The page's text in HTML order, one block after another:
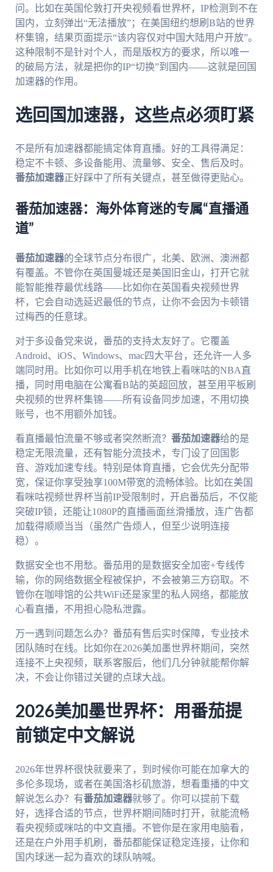
问。比如在英国伦敦打开央视频看世界杯，IP检测到不在
国内，立刻弹出“无法播放”；在美国纽约想刷B站的世界
杯集锦，结果页面提示“该内容仅对中国大陆用户开放”。
这种限制不是针对个人，而是版权方的要求，所以唯一
的破局方法，就是把你的IP“切换”到国内——这就是回国
加速器的作用。
选回国加速器，这些点必须盯紧
不是所有加速器都能搞定体育直播。好的工具得满足：
稳定不卡顿、多设备能用、流量够、安全、售后及时。
番茄加速器正好踩中了所有关键点，甚至做得更贴心。
番茄加速器：海外体育迷的专属“直播通
道”
番茄加速器的全球节点分布很广，北美、欧洲、澳洲都
有覆盖。不管你在英国曼城还是美国旧金山，打开它就
能智能推荐最优线路——比如你在英国看央视频世界
杯，它会自动选延迟最低的节点，让你不会因为卡顿错
过梅西的任意球。
对于多设备党来说，番茄的支持太友好了。它覆盖
Android、iOS、Windows、mac四大平台，还允许一人多
端同时用。比如你可以用手机在地铁上看咪咕的NBA直
播，同时用电脑在公寓看B站的英超回放，甚至用平板刷
央视频的世界杯集锦——所有设备同步加速，不用切换
账号，也不用额外加钱。
看直播最怕流量不够或者突然断流？ 番茄加速器给的是
稳定无限流量，还有智能分流技术，专门设了回国影
音、游戏加速专线。特别是体育直播，它会优先分配带
宽，保证你享受独享100M带宽的流畅体验。比如在美国
看咪咕视频世界杯当前IP受限制时，开启番茄后，不仅能
突破IP锁，还能让1080P的直播画面丝滑播放，连广告都
加载得顺顺当当（虽然广告烦人，但至少说明连接
稳）。
数据安全也不用愁。番茄用的是数据安全加密+专线传
输，你的网络数据全程被保护，不会被第三方窃取。不
管你在咖啡馆的公共WiFi还是家里的私人网络，都能放
心看直播，不用担心隐私泄露。
万一遇到问题怎么办？番茄有售后实时保障，专业技术
团队随时在线。比如你在2026美加墨世界杯期间，突然
连接不上央视频，联系客服后，他们几分钟就能帮你解
决，不会让你错过关键的点球大战。
2026美加墨世界杯：用番茄提
前锁定中文解说
2026年世界杯很快就要来了，到时候你可能在加拿大的
多伦多现场，或者在美国洛杉矶旅游，想看重播的中文
解说怎么办？有番茄加速器就够了。你可以提前下载
好，选择合适的节点，世界杯期间随时打开，就能流畅
看央视频或咪咕的中文直播。不管你是在家用电脑看，
还是在户外用手机刷，番茄都能保证稳定连接，让你和
国内球迷一起为喜欢的球队呐喊。